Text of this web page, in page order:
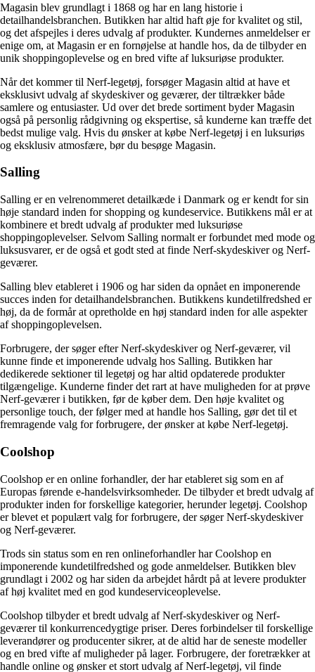
Magasin blev grundlagt i 1868 og har en lang historie i
detailhandelsbranchen. Butikken har altid haft øje for kvalitet og stil,
og det afspejles i deres udvalg af produkter. Kundernes anmeldelser er
enige om, at Magasin er en fornøjelse at handle hos, da de tilbyder en
unik shoppingoplevelse og en bred vifte af luksuriøse produkter.
Når det kommer til Nerf-legetøj, forsøger Magasin altid at have et
eksklusivt udvalg af skydeskiver og geværer, der tiltrækker både
samlere og entusiaster. Ud over det brede sortiment byder Magasin
også på personlig rådgivning og ekspertise, så kunderne kan træffe det
bedst mulige valg. Hvis du ønsker at købe Nerf-legetøj i en luksuriøs
og eksklusiv atmosfære, bør du besøge Magasin.
Salling
Salling er en velrenommeret detailkæde i Danmark og er kendt for sin
høje standard inden for shopping og kundeservice. Butikkens mål er at
kombinere et bredt udvalg af produkter med luksuriøse
shoppingoplevelser. Selvom Salling normalt er forbundet med mode og
luksusvarer, er de også et godt sted at finde Nerf-skydeskiver og Nerf-
geværer.
Salling blev etableret i 1906 og har siden da opnået en imponerende
succes inden for detailhandelsbranchen. Butikkens kundetilfredshed er
høj, da de formår at opretholde en høj standard inden for alle aspekter
af shoppingoplevelsen.
Forbrugere, der søger efter Nerf-skydeskiver og Nerf-geværer, vil
kunne finde et imponerende udvalg hos Salling. Butikken har
dedikerede sektioner til legetøj og har altid opdaterede produkter
tilgængelige. Kunderne finder det rart at have muligheden for at prøve
Nerf-geværer i butikken, før de køber dem. Den høje kvalitet og
personlige touch, der følger med at handle hos Salling, gør det til et
fremragende valg for forbrugere, der ønsker at købe Nerf-legetøj.
Coolshop
Coolshop er en online forhandler, der har etableret sig som en af
Europas førende e-handelsvirksomheder. De tilbyder et bredt udvalg af
produkter inden for forskellige kategorier, herunder legetøj. Coolshop
er blevet et populært valg for forbrugere, der søger Nerf-skydeskiver
og Nerf-geværer.
Trods sin status som en ren onlineforhandler har Coolshop en
imponerende kundetilfredshed og gode anmeldelser. Butikken blev
grundlagt i 2002 og har siden da arbejdet hårdt på at levere produkter
af høj kvalitet med en god kundeserviceoplevelse.
Coolshop tilbyder et bredt udvalg af Nerf-skydeskiver og Nerf-
geværer til konkurrencedygtige priser. Deres forbindelser til forskellige
leverandører og producenter sikrer, at de altid har de seneste modeller
og en bred vifte af muligheder på lager. Forbrugere, der foretrækker at
handle online og ønsker et stort udvalg af Nerf-legetøj, vil finde